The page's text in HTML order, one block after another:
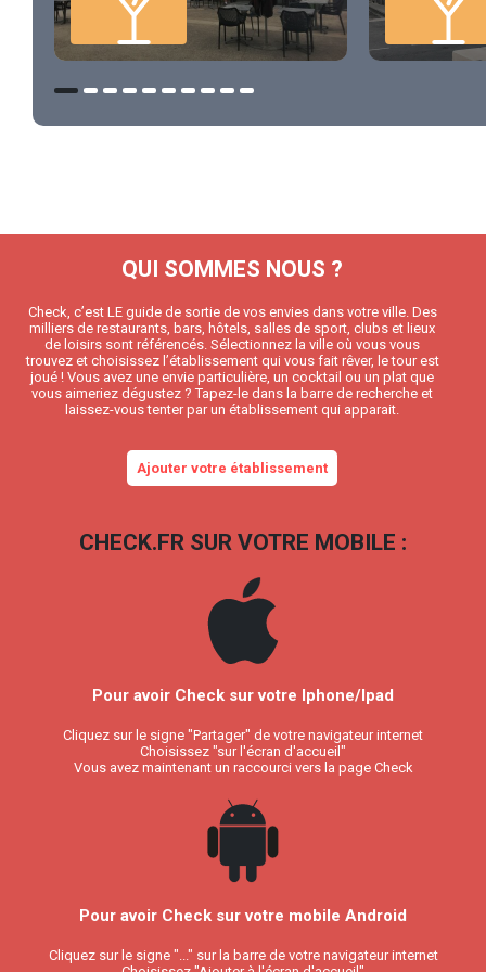
QUI SOMMES NOUS ?
Check, c’est LE guide de sortie de vos envies dans votre ville. Des
milliers de restaurants, bars, hôtels, salles de sport, clubs et lieux
de loisirs sont référencés. Sélectionnez la ville où vous vous
trouvez et choisissez l’établissement qui vous fait rêver, le tour est
joué ! Vous avez une envie particulière, un cocktail ou un plat que
vous aimeriez dégustez ? Tapez-le dans la barre de recherche et
laissez-vous tenter par un établissement qui apparait.
Ajouter votre établissement
CHECK.FR SUR VOTRE MOBILE :
Pour avoir Check sur votre Iphone/Ipad
Cliquez sur le signe "Partager" de votre navigateur internet
Choisissez "sur l'écran d'accueil"
Vous avez maintenant un raccourci vers la page Check
Pour avoir Check sur votre mobile Android
Cliquez sur le signe "..." sur la barre de votre navigateur internet